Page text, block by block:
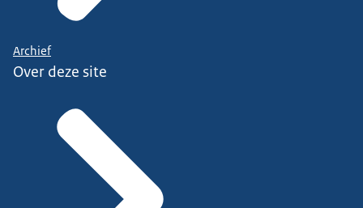
Archief
Over deze site